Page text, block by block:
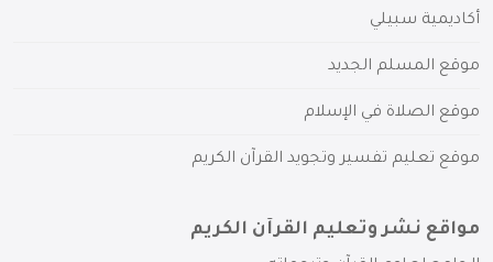
أكاديمية سبيلي
موقع المسلم الجديد
موقع الصلاة في الإسلام
موقع تعليم تفسير وتجويد القرآن الكريم
مواقع نشر وتعليم القرآن الكريم